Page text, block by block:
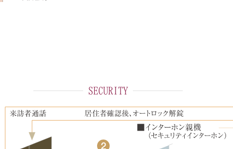
SECURITY